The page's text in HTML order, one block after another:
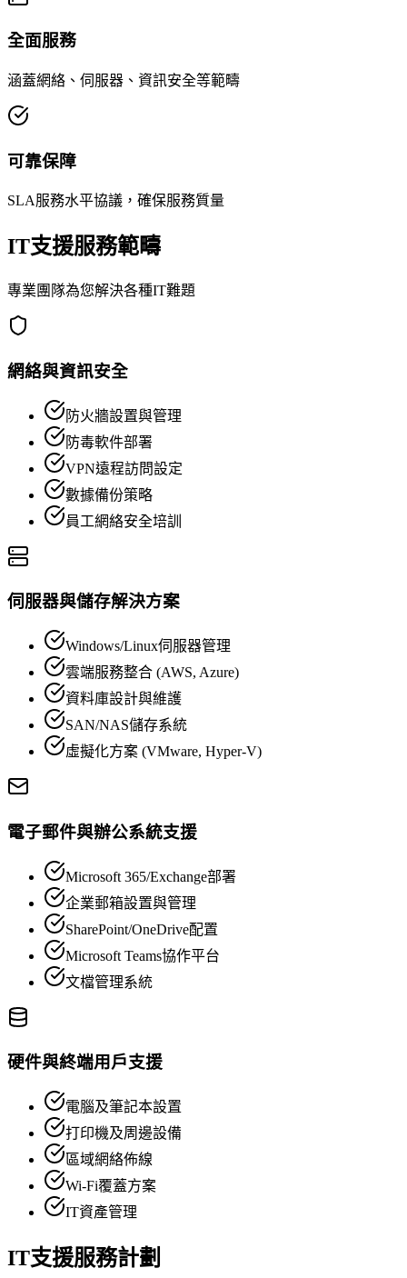
全面服務
涵蓋網絡、伺服器、資訊安全等範疇
可靠保障
SLA服務水平協議，確保服務質量
IT支援服務範疇
專業團隊為您解決各種IT難題
網絡與資訊安全
防火牆設置與管理
防毒軟件部署
VPN遠程訪問設定
數據備份策略
員工網絡安全培訓
伺服器與儲存解決方案
Windows/Linux伺服器管理
雲端服務整合 (AWS, Azure)
資料庫設計與維護
SAN/NAS儲存系統
虛擬化方案 (VMware, Hyper-V)
電子郵件與辦公系統支援
Microsoft 365/Exchange部署
企業郵箱設置與管理
SharePoint/OneDrive配置
Microsoft Teams協作平台
文檔管理系統
硬件與終端用戶支援
電腦及筆記本設置
打印機及周邊設備
區域網絡佈線
Wi-Fi覆蓋方案
IT資產管理
IT支援服務計劃